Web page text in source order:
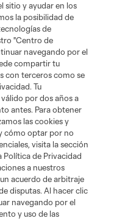
No vender mi información
League Soccer y MLS son
(“MLS”). Los nombres y logos
y son marcas bajo ley común
sus propietarios. Uso
sitio y ayudar en los
la posibilidad de
de
"Centro de
navegando por el
compartir tu
con terceros como se
Tu
por dos años a
antes. Para obtener
las cookies y
cómo optar por no
visita la sección
Política de Privacidad
a nuestros
acuerdo de arbitraje
disputas. Al hacer clic
navegando por el
y uso de las